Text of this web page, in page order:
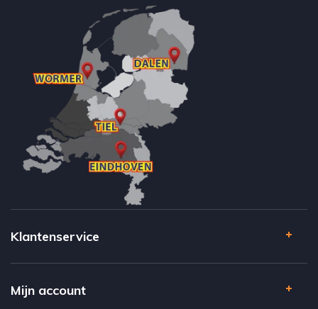
Klantenservice
Mijn account